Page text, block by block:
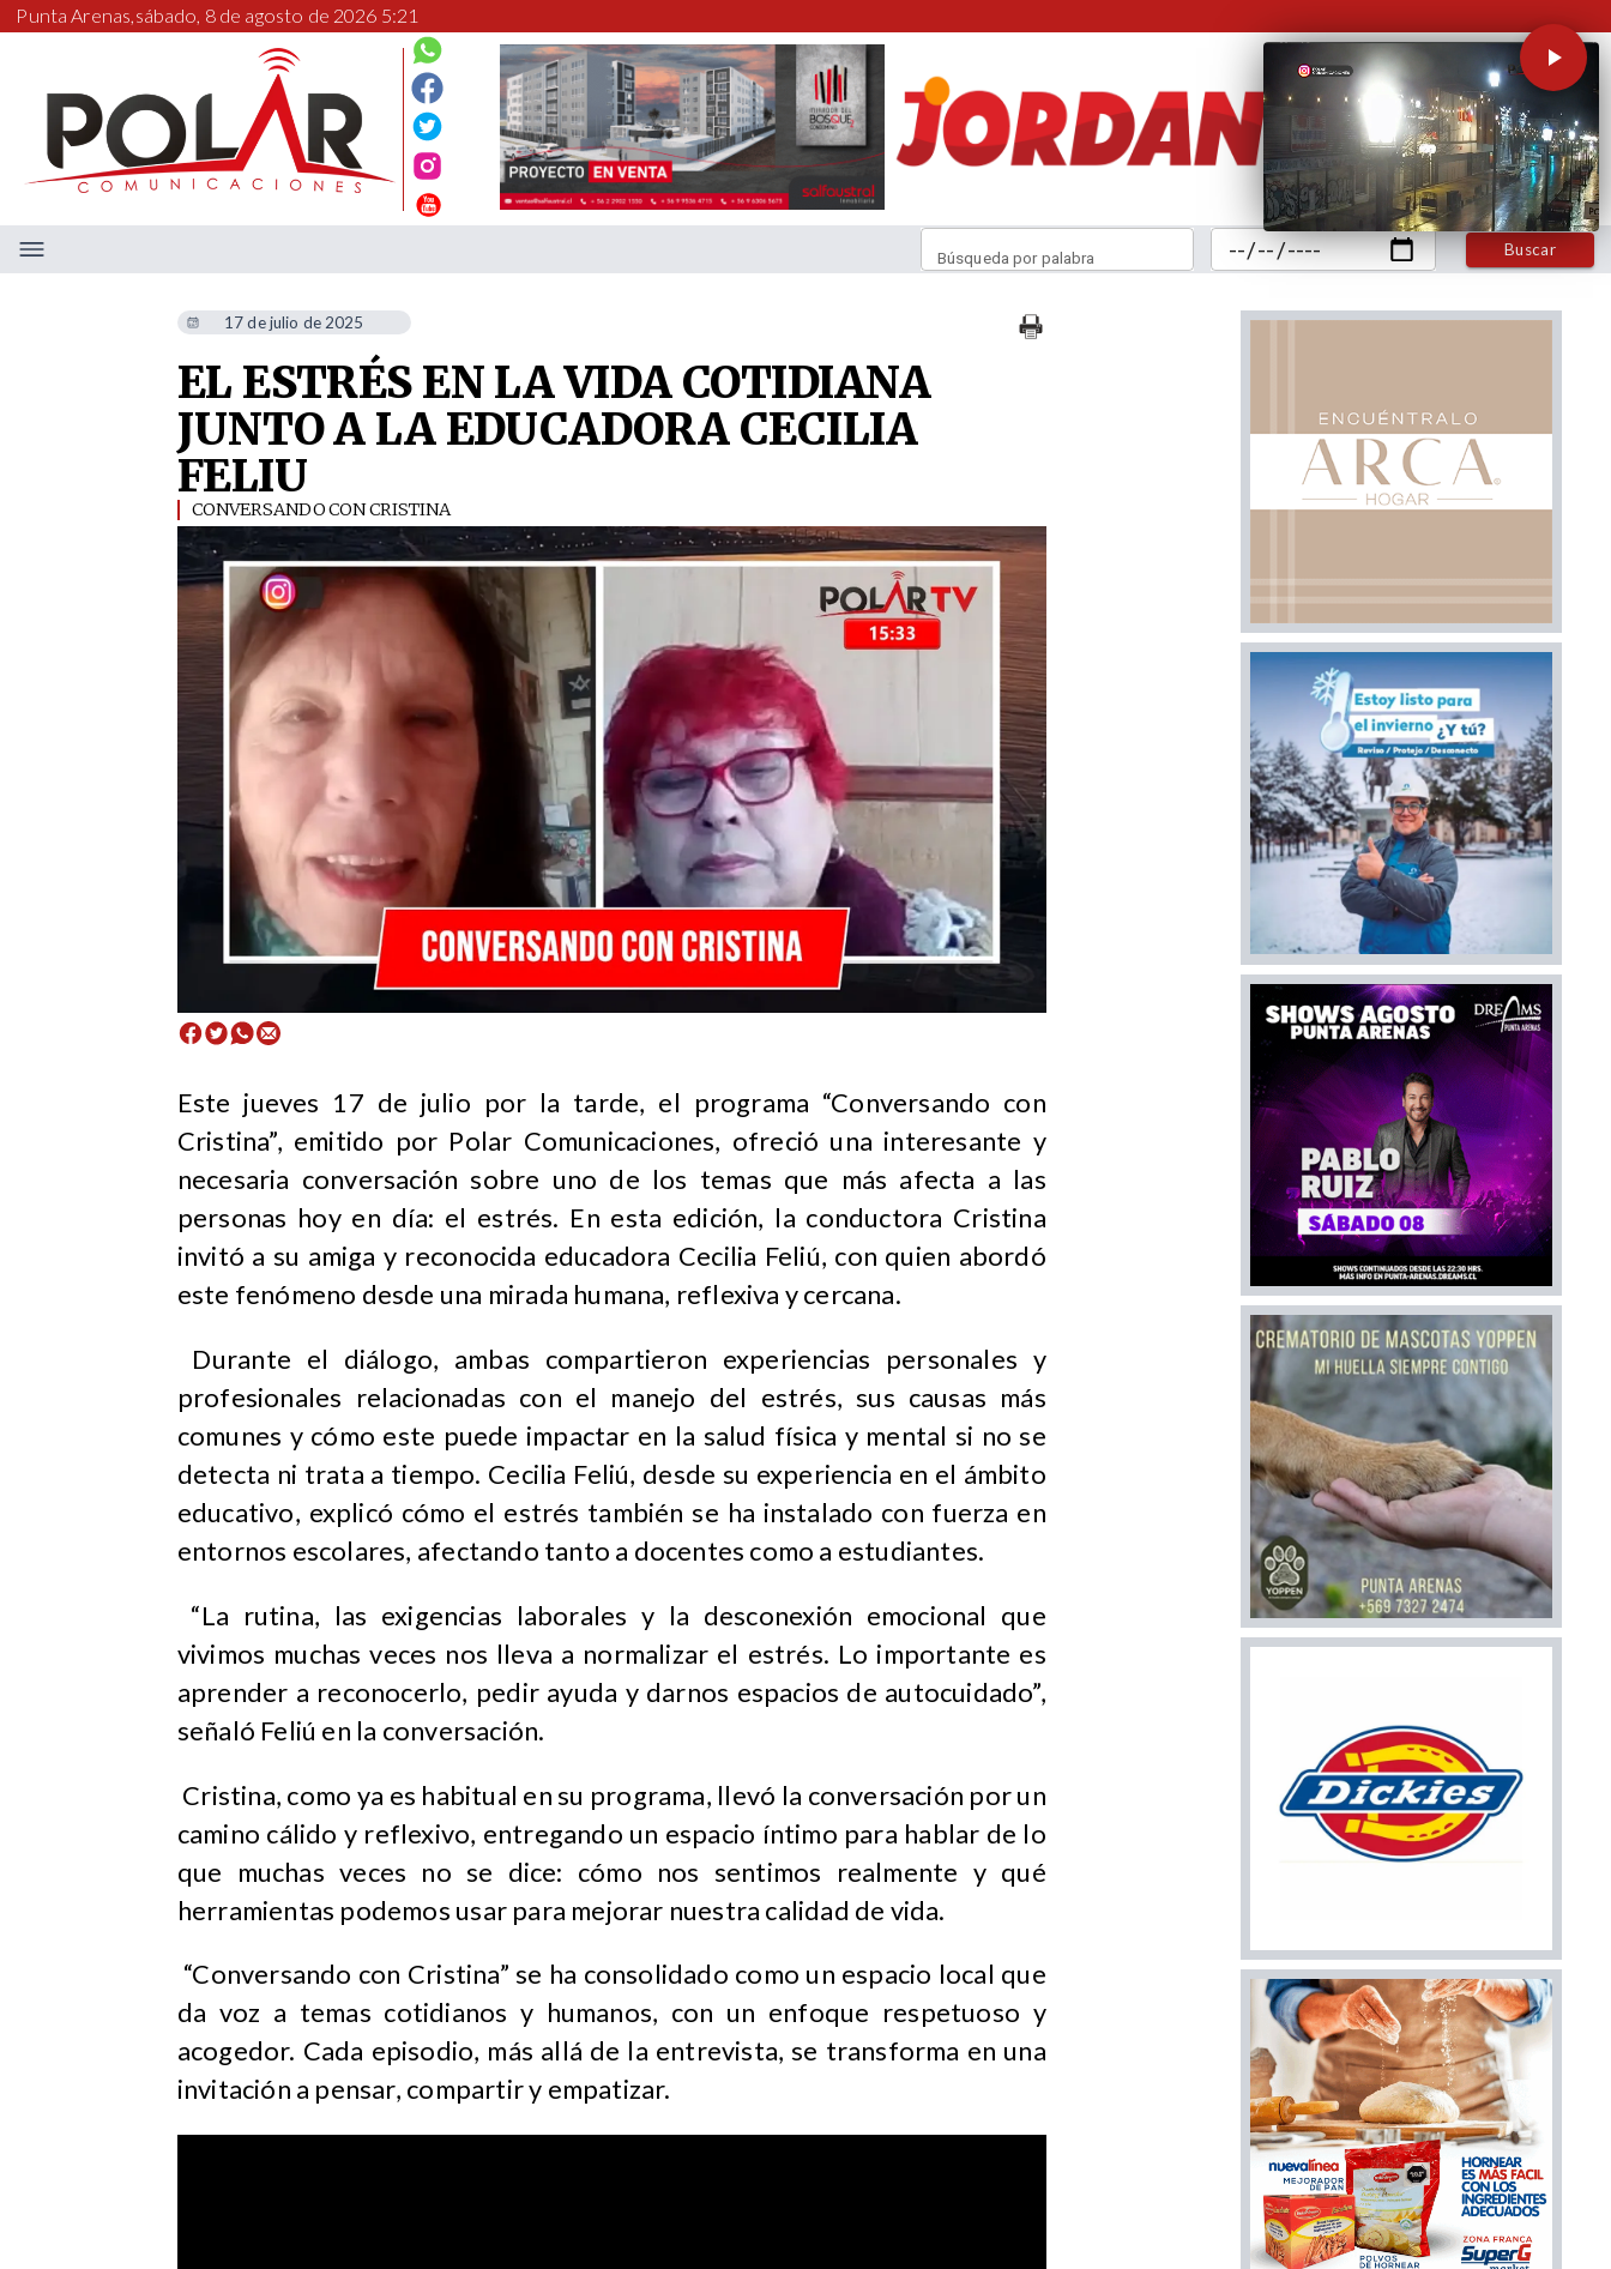
Punta Arenas,sábado, 8 de agosto de 2026 5:21
Buscar
Búsqueda por palabra
17 de julio de 2025
EL ESTRÉS EN LA VIDA COTIDIANA
JUNTO A LA EDUCADORA CECILIA
FELIU
CONVERSANDO CON CRISTINA
​Este jueves 17 de julio por la tarde, el programa “Conversando con
Cristina”, emitido por Polar Comunicaciones, ofreció una interesante y
necesaria conversación sobre uno de los temas que más afecta a las
personas hoy en día: el estrés. En esta edición, la conductora Cristina
invitó a su amiga y reconocida educadora Cecilia Feliú, con quien abordó
este fenómeno desde una mirada humana, reflexiva y cercana.
Durante el diálogo, ambas compartieron experiencias personales y
profesionales relacionadas con el manejo del estrés, sus causas más
comunes y cómo este puede impactar en la salud física y mental si no se
detecta ni trata a tiempo. Cecilia Feliú, desde su experiencia en el ámbito
educativo, explicó cómo el estrés también se ha instalado con fuerza en
entornos escolares, afectando tanto a docentes como a estudiantes.
“La rutina, las exigencias laborales y la desconexión emocional que
vivimos muchas veces nos lleva a normalizar el estrés. Lo importante es
aprender a reconocerlo, pedir ayuda y darnos espacios de autocuidado”,
señaló Feliú en la conversación.
Cristina, como ya es habitual en su programa, llevó la conversación por un
camino cálido y reflexivo, entregando un espacio íntimo para hablar de lo
que muchas veces no se dice: cómo nos sentimos realmente y qué
herramientas podemos usar para mejorar nuestra calidad de vida.
“Conversando con Cristina” se ha consolidado como un espacio local que
da voz a temas cotidianos y humanos, con un enfoque respetuoso y
acogedor. Cada episodio, más allá de la entrevista, se transforma en una
invitación a pensar, compartir y empatizar.